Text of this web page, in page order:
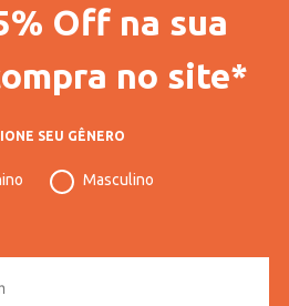
Off na sua
no site*
SEU GÊNERO
Masculino